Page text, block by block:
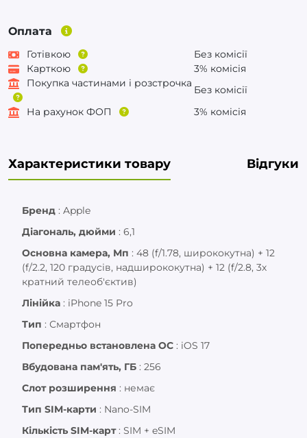
Оплата
Готівкою
Без комісії
Карткою
3% комісія
Покупка частинами і розстрочка
Без комісії
На рахунок ФОП
3% комісія
Характеристики товару Відгуки
Бренд : Apple
Діагональ, дюйми : 6,1
Основна камера, Мп : 48 (f/1.78, ширококутна) + 12
(f/2.2, 120 градусів, надширококутна) + 12 (f/2.8, 3х
кратний телеоб'єктив)
Лінійка : iPhone 15 Pro
Тип : Смартфон
Попередньо встановлена ОС : iOS 17
Вбудована пам'ять, ГБ : 256
Слот розширення : немає
Тип SIM-карти : Nano-SIM
Кількість SIM-карт: SIM + eSIM